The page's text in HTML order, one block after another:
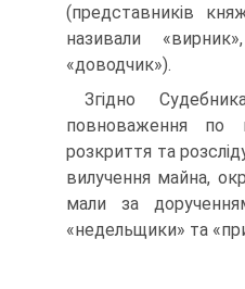
(представників
називали
«доводчик»).
Згідно
повноваження по
розкриття та
вилучення майна,
мали за
«недельщики» та